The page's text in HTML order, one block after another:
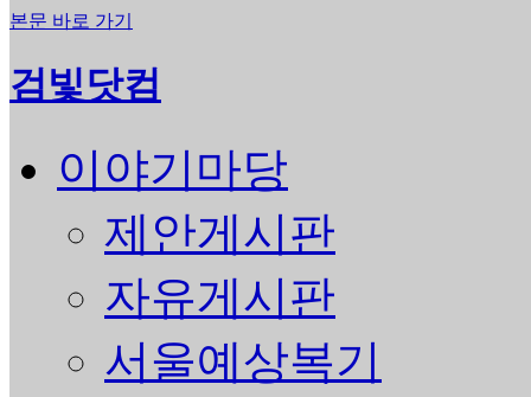
본문 바로 가기
검빛닷컴
이야기마당
제안게시판
자유게시판
서울예상복기